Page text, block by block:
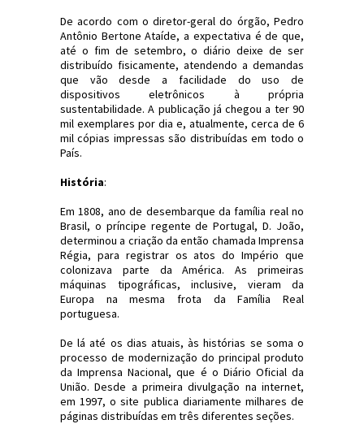
De acordo com o diretor-geral do órgão, Pedro
Antônio Bertone Ataíde, a expectativa é de que,
até o fim de setembro, o diário deixe de ser
distribuído fisicamente, atendendo a demandas
que vão desde a facilidade do uso de
dispositivos eletrônicos à própria
sustentabilidade. A publicação já chegou a ter 90
mil exemplares por dia e, atualmente, cerca de 6
mil cópias impressas são distribuídas em todo o
País.
História:
Em 1808, ano de desembarque da família real no
Brasil, o príncipe regente de Portugal, D. João,
determinou a criação da então chamada Imprensa
Régia, para registrar os atos do Império que
colonizava parte da América. As primeiras
máquinas tipográficas, inclusive, vieram da
Europa na mesma frota da Família Real
portuguesa.
De lá até os dias atuais, às histórias se soma o
processo de modernização do principal produto
da Imprensa Nacional, que é o Diário Oficial da
União. Desde a primeira divulgação na internet,
em 1997, o site publica diariamente milhares de
páginas distribuídas em três diferentes seções.